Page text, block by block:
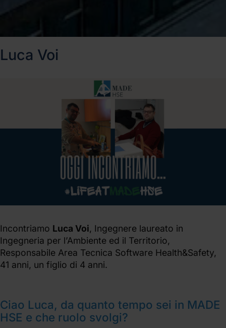
Luca Voi
Incontriamo Luca Voi, Ingegnere laureato in
Ingegneria per l’Ambiente ed il Territorio,
Responsabile Area Tecnica Software Health&Safety,
41 anni, un figlio di 4 anni.
Ciao Luca, da quanto tempo sei in MADE
HSE e che ruolo svolgi?